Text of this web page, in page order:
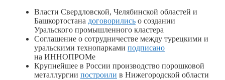
Власти Свердловской, Челябинской областей и
Башкортостана договорились о создании
Уральского промышленного кластера
Соглашение о сотрудничестве между турецкими и
уральскими технопарками подписано
на ИННОПРОМе
Крупнейшее в России производство порошковой
металлургии построили в Нижегородской области